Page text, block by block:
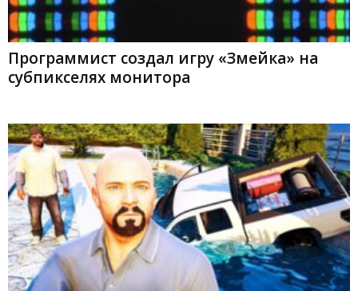
Программист создал игру «Змейка» на
субпикселях монитора